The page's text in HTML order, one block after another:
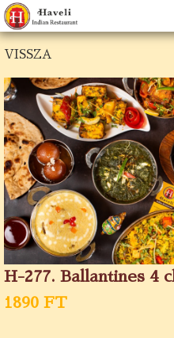
VISSZA
H-277. Ballantines 4 cl
1890 FT